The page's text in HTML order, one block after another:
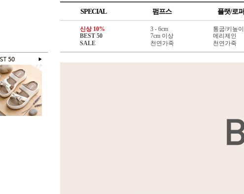
SPECIAL 펌프스 플랫/로퍼
신상 10%
BEST 50
SALE
3 - 6cm
7cm 이상
천연가죽
통굽/키높이
메리제인
천연가죽